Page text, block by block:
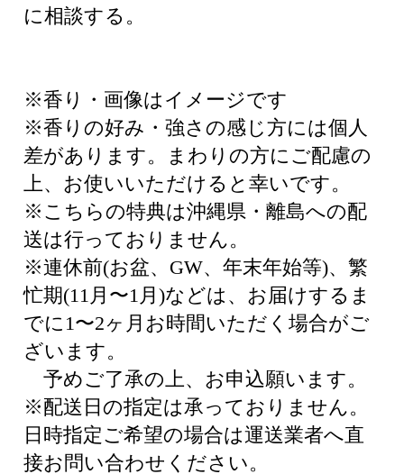
に相談する。
※香り・画像はイメージです
※香りの好み・強さの感じ方には個人
差があります。まわりの方にご配慮の
上、お使いいただけると幸いです。
※こちらの特典は沖縄県・離島への配
送は行っておりません。
※連休前(お盆、GW、年末年始等)、繁
忙期(11月〜1月)などは、お届けするま
でに1〜2ヶ月お時間いただく場合がご
ざいます。
予めご了承の上、お申込願います。
※配送日の指定は承っておりません。
日時指定ご希望の場合は運送業者へ直
接お問い合わせください。